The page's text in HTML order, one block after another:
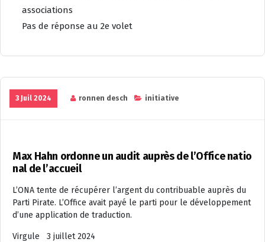
associations
Pas de réponse au 2e volet
3 Juil 2024 ronnen desch initiative
Max Hahn ordonne un audit auprès de l’Office natio
nal de l’accueil
L’ONA tente de récupérer l’argent du contribuable auprès du
Parti Pirate. L’Office avait payé le parti pour le développement
d’une application de traduction.
Virgule 3 juillet 2024